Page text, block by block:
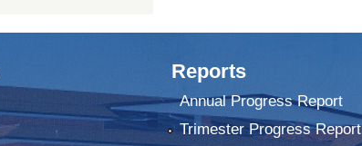
Reports
Annual Progress Report
Trimester Progress Report